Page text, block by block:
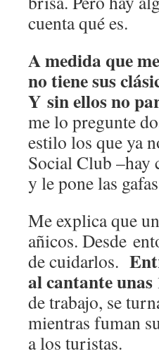
cuenta qué es.
A medida que
no tiene sus
Y sin ellos no
me lo pregunte
estilo los que ya
Social Club –hay
y le pone las
Me explica que
añicos. Desde
de cuidarlos.
al cantante unas
de trabajo, se
mientras fuman
a los turistas.